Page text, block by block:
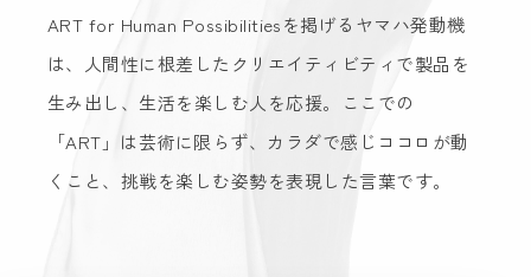
ART for Human Possibilitiesを掲げるヤマハ発動機
は、人間性に根差したクリエイティビティで製品を
生み出し、生活を楽しむ人を応援。ここでの
「ART」は芸術に限らず、カラダで感じココロが動
くこと、挑戦を楽しむ姿勢を表現した言葉です。